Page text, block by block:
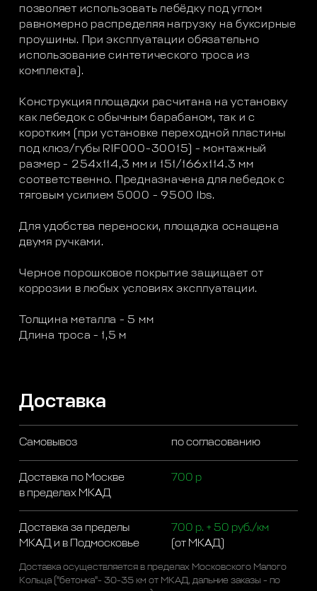
позволяет использовать лебёдку под углом
равномерно распределяя нагрузку на буксирные
проушины. При эксплуатации обязательно
использование синтетического троса из
комплекта).
Конструкция площадки расчитана на установку
как лебедок с обычным барабаном, так и с
коротким (при установке переходной пластины
под клюз/губы RIF000-30015) - монтажный
размер - 254х114,3 мм и 151/166x114.3 мм
соответственно. Предназначена для лебедок с
тяговым усилием 5000 - 9500 lbs.
Для удобства переноски, площадка оснащена
двумя ручками.
Черное порошковое покрытие защищает от
коррозии в любых условиях эксплуатации.
Толщина металла - 5 мм
Длина троса - 1,5 м
Доставка
Самовывоз по согласованию
Доставка по Москве
в пределах МКАД
700 р
Доставка за пределы
МКАД и в Подмосковье
700 р. + 50 руб./км
(от МКАД)
Доставка осуществляется в пределах Московского Малого
Кольца ("бетонка"- 30-35 км от МКАД, дальние заказы - по